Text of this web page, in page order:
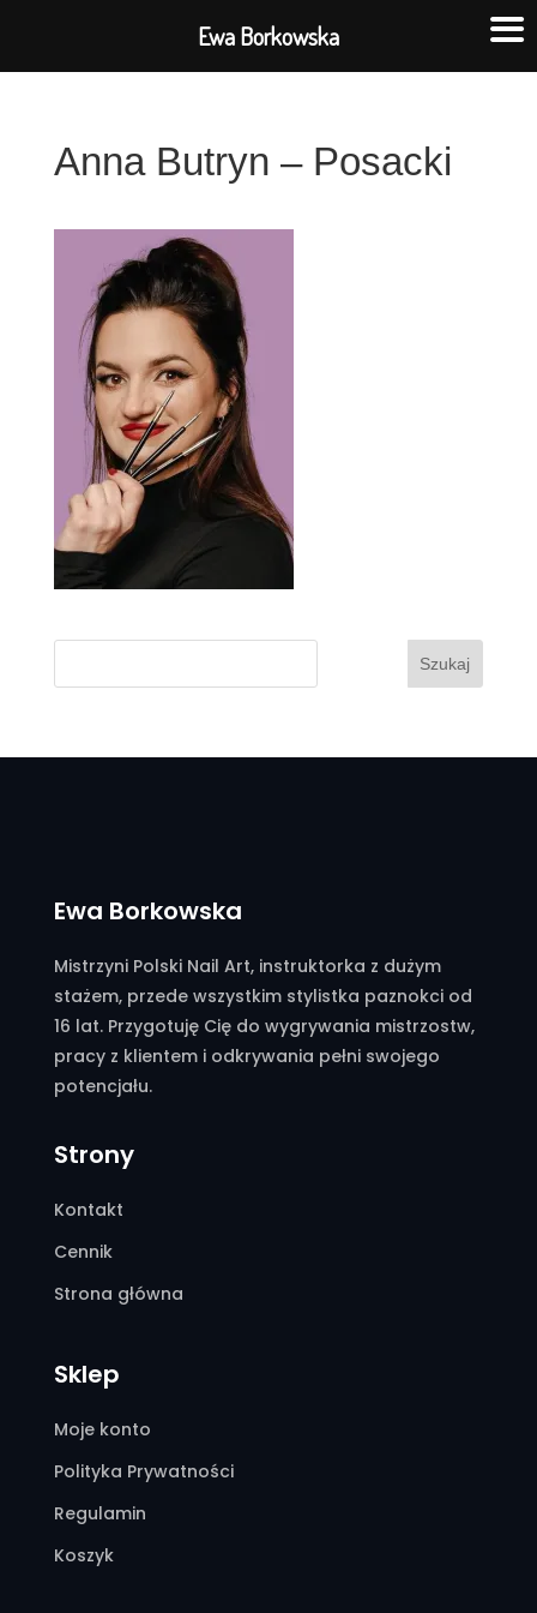
Anna Butryn – Posacki
Szukaj
Ewa Borkowska
Mistrzyni Polski Nail Art, instruktorka z dużym
stażem, przede wszystkim stylistka paznokci od
16 lat. Przygotuję Cię do wygrywania mistrzostw,
pracy z klientem i odkrywania pełni swojego
potencjału.
Strony
Kontakt
Cennik
Strona główna
Sklep
Moje konto
Polityka Prywatności
Regulamin
Koszyk
Ewa Borkowska